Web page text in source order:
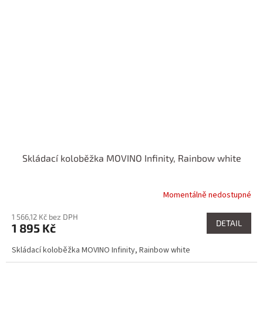
Skládací koloběžka MOVINO Infinity, Rainbow white
Momentálně nedostupné
1 566,12 Kč bez DPH
1 895 Kč DETAIL
Skládací koloběžka MOVINO Infinity, Rainbow white